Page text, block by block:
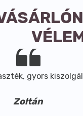
gyors
Zoltán